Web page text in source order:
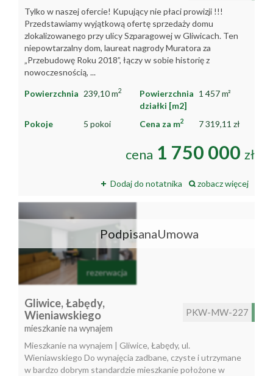
Tylko w naszej ofercie! Kupujący nie płaci prowizji !!!
Przedstawiamy wyjątkową ofertę sprzedaży domu
zlokalizowanego przy ulicy Szparagowej w Gliwicach. Ten
niepowtarzalny dom, laureat nagrody Muratora za
„Przebudowę Roku 2018”, łączy w sobie historię z
nowoczesnością, ...
Powierzchnia 239,10 m2
Powierzchnia
działki [m2]
1 457 m²
Pokoje 5 pokoi Cena za m2 7 319,11 zł
cena 1 750 000 zł
Dodaj do notatnika zobacz więcej
rezerwacja
PodpisanaUmowa
Gliwice,Łabędy,
Wieniawskiego
mieszkanie na wynajem
PKW-MW-227
Mieszkanie na wynajem | Gliwice, Łabędy, ul.
Wieniawskiego Do wynajęcia zadbane, czyste i utrzymane
w bardzo dobrym standardzie mieszkanie położone w